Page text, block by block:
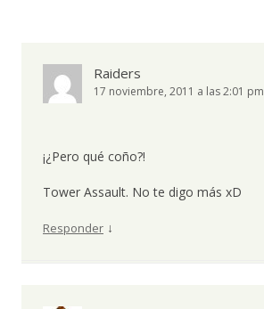
Raiders
17 noviembre, 2011 a las 2:01 pm
¡¿Pero qué coño?!
Tower Assault. No te digo más xD
Responder ↓